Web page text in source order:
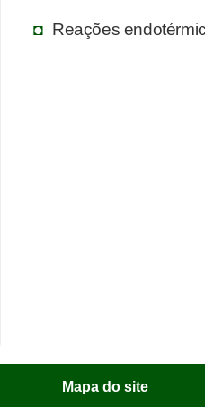
Reações
Mapa do site